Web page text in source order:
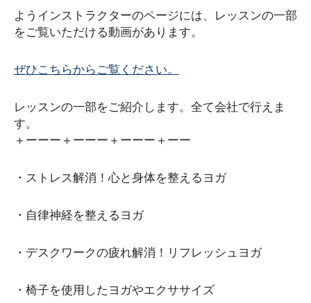
ようインストラクターのページには、レッスンの一部
をご覧いただける動画があります。
ぜひこちらからご覧ください。
レッスンの一部をご紹介します。全て会社で行えま
す。
＋ーーー＋ーーー＋ーーー＋ーー
・ストレス解消！心と身体を整えるヨガ
・自律神経を整えるヨガ
・デスクワークの疲れ解消！リフレッシュヨガ
・椅子を使用したヨガやエクササイズ